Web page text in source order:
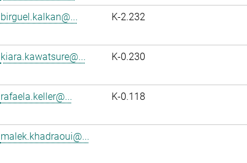
birguel.kalkan@... K-2.232
kiara.kawatsure@... K-0.230
rafaela.keller@... K-0.118
malek.khadraoui@...